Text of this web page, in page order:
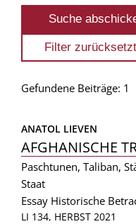
Gefundene Beiträge: 1
ANATOL LIEVEN
AFGHANISCHE
Paschtunen, Taliban,
Staat
Essay Historische
LI 134, HERBST 2021